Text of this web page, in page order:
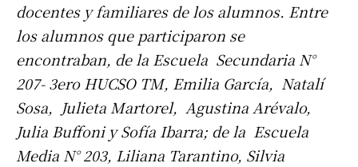
docentes y familiares de los alumnos. Entre
los alumnos que participaron se
encontraban, de la Escuela Secundaria N°
207- 3ero HUCSO TM, Emilia García, Natalí
Sosa, Julieta Martorel, Agustina Arévalo,
Julia Buffoni y Sofía Ibarra; de la Escuela
Media N° 203, Liliana Tarantino, Silvia